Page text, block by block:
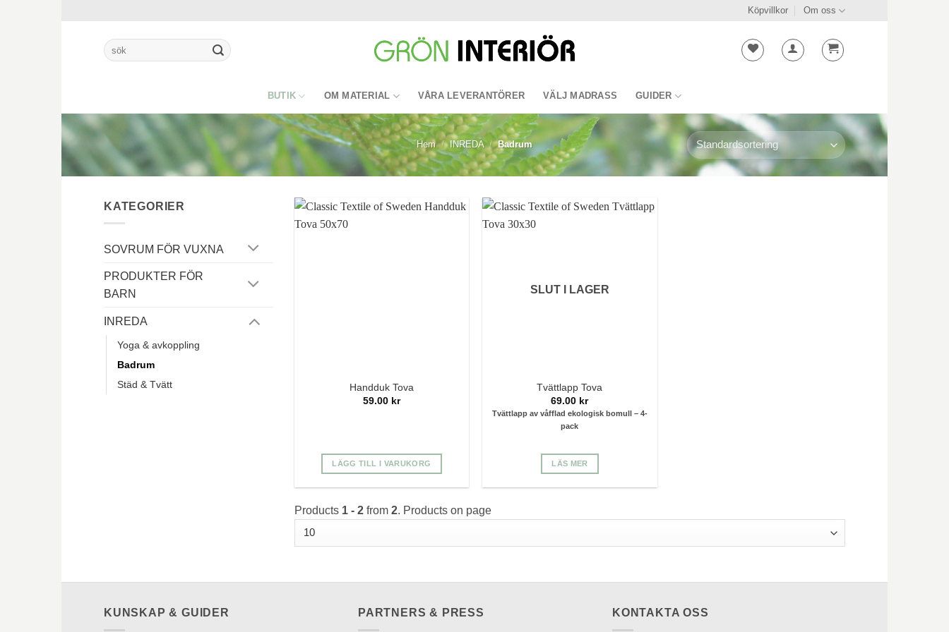
Köpvillkor Om oss
Sök
efter:
BUTIK OM MATERIAL VÅRA LEVERANTÖRER VÄLJ MADRASS GUIDER
Hem / INREDA / Badrum
KATEGORIER
SOVRUM FÖR VUXNA
PRODUKTER FÖR
BARN
INREDA
Yoga & avkoppling
Badrum
Städ & Tvätt
Handduk Tova
59.00 kr
LÄGG TILL I VARUKORG
SLUT I LAGER
Tvättlapp Tova
69.00 kr
Tvättlapp av våfflad ekologisk bomull – 4-
pack
LÄS MER
Products 1 - 2 from 2. Products on page
KUNSKAP & GUIDER PARTNERS & PRESS KONTAKTA OSS